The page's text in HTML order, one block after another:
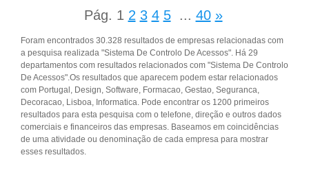
Pág. 1 2 3 4 5 ... 40 »
Foram encontrados 30.328 resultados de empresas relacionadas com
a pesquisa realizada "Sistema De Controlo De Acessos". Há 29
departamentos com resultados relacionados com "Sistema De Controlo
De Acessos".Os resultados que aparecem podem estar relacionados
com Portugal, Design, Software, Formacao, Gestao, Seguranca,
Decoracao, Lisboa, Informatica. Pode encontrar os 1200 primeiros
resultados para esta pesquisa com o telefone, direção e outros dados
comerciais e financeiros das empresas. Baseamos em coincidências
de uma atividade ou denominação de cada empresa para mostrar
esses resultados.